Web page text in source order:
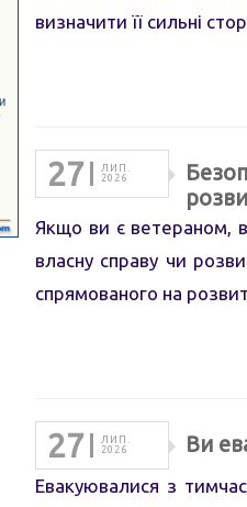
визначити її сильні
27
ЛИП.
2026
Якщо ви є ветераном,
власну справу чи
спрямованого на
27
ЛИП.
2026
Ви
Евакуювалися з